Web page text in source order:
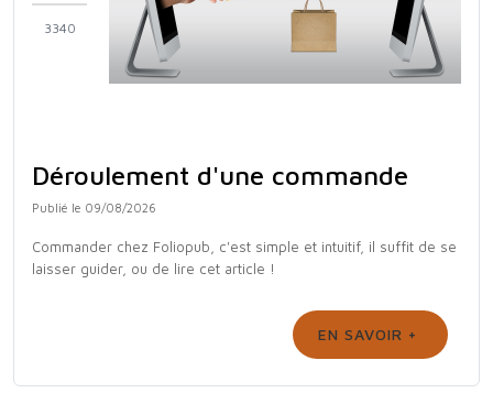
3340
Déroulement d'une commande
Publié le 09/08/2026
Commander chez Foliopub, c'est simple et intuitif, il suffit de se
laisser guider, ou de lire cet article !
EN SAVOIR +